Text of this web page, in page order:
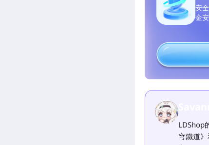
安
金
LDShop
穹鐵道